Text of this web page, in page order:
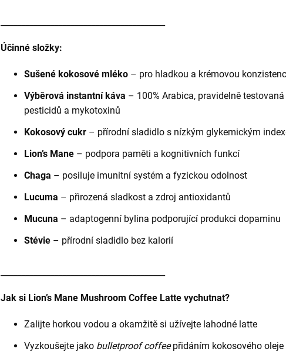
Účinné složky:
Sušené kokosové mléko – pro hladkou a krémovou
Výběrová instantní káva – 100% Arabica, pravidelně
pesticidů a mykotoxinů
Kokosový cukr – přírodní sladidlo s nízkým glykemickým
Lion’s Mane – podpora paměti a kognitivních funkcí
Chaga – posiluje imunitní systém a fyzickou odolnost
Lucuma – přirozená sladkost a zdroj antioxidantů
Mucuna – adaptogenní bylina podporující produkci dopaminu
Stévie – přírodní sladidlo bez kalorií
Jak si Lion’s Mane Mushroom Coffee Latte vychutnat?
Zalijte horkou vodou a okamžitě si užívejte lahodné latte
Vyzkoušejte jako bulletproof coffeepřidáním kokosového oleje